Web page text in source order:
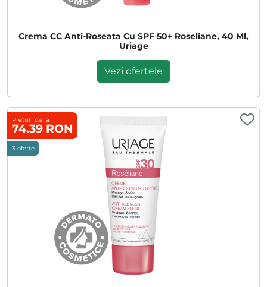
Crema CC Anti-Roseata Cu SPF 50+ Roseliane, 40 Ml,
Uriage
Vezi ofertele
Preturi de la
74.39 RON
3 oferte